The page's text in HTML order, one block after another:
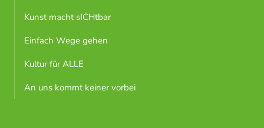
Kunst macht sICHtbar
Einfach Wege gehen
Kultur für ALLE
An uns kommt keiner vorbei